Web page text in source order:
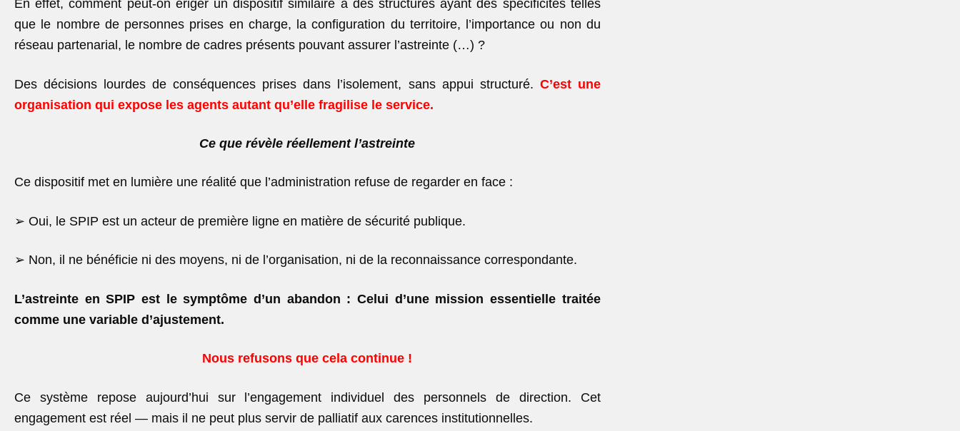
En effet, comment peut-on ériger un dispositif similaire à des structures ayant des spécificités telles
que le nombre de personnes prises en charge, la configuration du territoire, l’importance ou non du
réseau partenarial, le nombre de cadres présents pouvant assurer l’astreinte (…) ?
Des décisions lourdes de conséquences prises dans l’isolement, sans appui structuré. C’est une
organisation qui expose les agents autant qu’elle fragilise le service.
Ce que révèle réellement l’astreinte
Ce dispositif met en lumière une réalité que l’administration refuse de regarder en face :
➢ Oui, le SPIP est un acteur de première ligne en matière de sécurité publique.
➢ Non, il ne bénéficie ni des moyens, ni de l’organisation, ni de la reconnaissance correspondante.
L’astreinte en SPIP est le symptôme d’un abandon :Celui d’une mission essentielle traitée
comme une variable d’ajustement.
Nous refusons que cela continue !
Ce système repose aujourd’hui sur l’engagement individuel des personnels de direction. Cet
engagement est réel — mais il ne peut plus servir de palliatif aux carences institutionnelles.